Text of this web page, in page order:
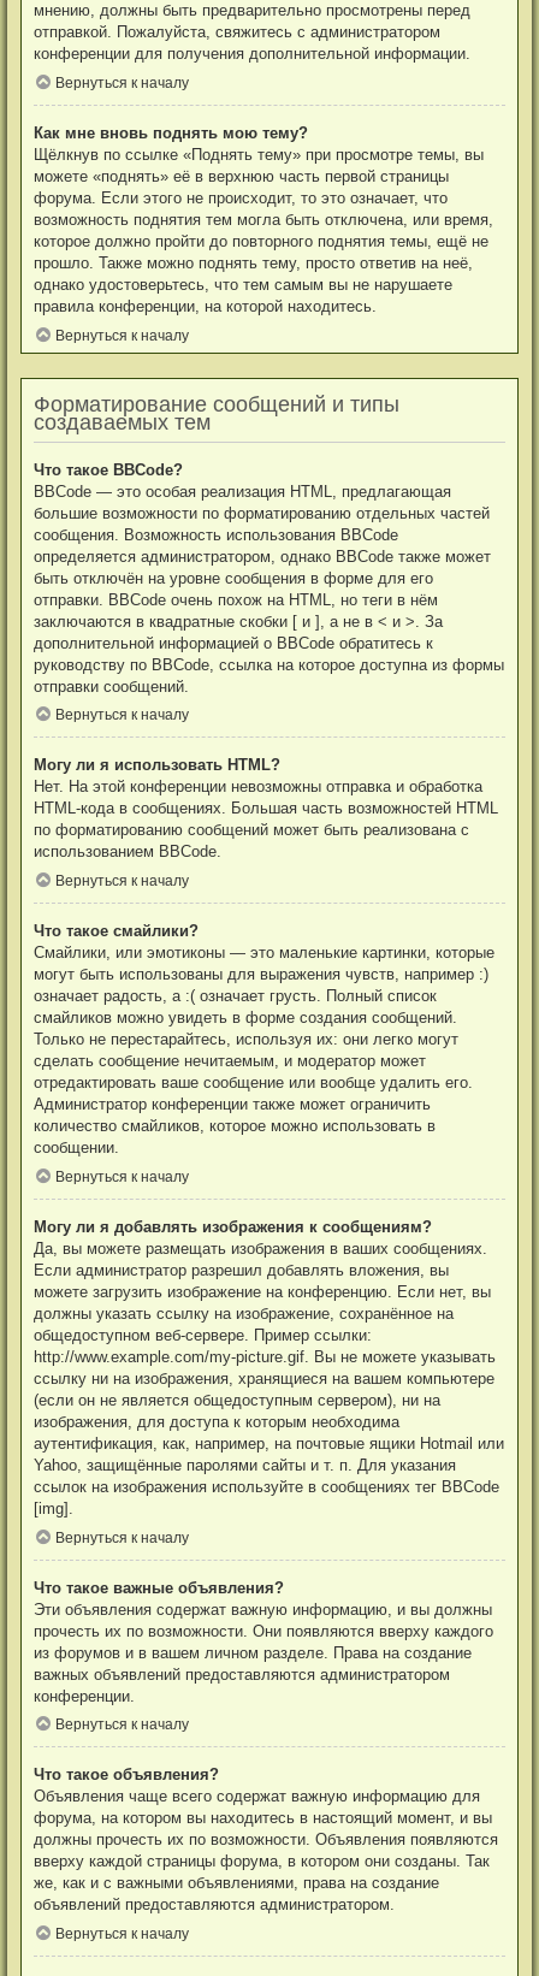
мнению, должны быть предварительно просмотрены перед
отправкой. Пожалуйста, свяжитесь с администратором
конференции для получения дополнительной информации.
Вернуться к началу
Как мне вновь поднять мою тему?
Щёлкнув по ссылке «Поднять тему» при просмотре темы, вы
можете «поднять» её в верхнюю часть первой страницы
форума. Если этого не происходит, то это означает, что
возможность поднятия тем могла быть отключена, или время,
которое должно пройти до повторного поднятия темы, ещё не
прошло. Также можно поднять тему, просто ответив на неё,
однако удостоверьтесь, что тем самым вы не нарушаете
правила конференции, на которой находитесь.
Вернуться к началу
Форматирование сообщений и типы
создаваемых тем
Что такое BBCode?
BBCode — это особая реализация HTML, предлагающая
большие возможности по форматированию отдельных частей
сообщения. Возможность использования BBCode
определяется администратором, однако BBCode также может
быть отключён на уровне сообщения в форме для его
отправки. BBCode очень похож на HTML, но теги в нём
заключаются в квадратные скобки [ и ], а не в < и >. За
дополнительной информацией о BBCode обратитесь к
руководству по BBCode, ссылка на которое доступна из формы
отправки сообщений.
Вернуться к началу
Могу ли я использовать HTML?
Нет. На этой конференции невозможны отправка и обработка
HTML-кода в сообщениях. Большая часть возможностей HTML
по форматированию сообщений может быть реализована с
использованием BBCode.
Вернуться к началу
Что такое смайлики?
Смайлики, или эмотиконы — это маленькие картинки, которые
могут быть использованы для выражения чувств, например :)
означает радость, а :( означает грусть. Полный список
смайликов можно увидеть в форме создания сообщений.
Только не перестарайтесь, используя их: они легко могут
сделать сообщение нечитаемым, и модератор может
отредактировать ваше сообщение или вообще удалить его.
Администратор конференции также может ограничить
количество смайликов, которое можно использовать в
сообщении.
Вернуться к началу
Могу ли я добавлять изображения к сообщениям?
Да, вы можете размещать изображения в ваших сообщениях.
Если администратор разрешил добавлять вложения, вы
можете загрузить изображение на конференцию. Если нет, вы
должны указать ссылку на изображение, сохранённое на
общедоступном веб-сервере. Пример ссылки:
http://www.example.com/my-picture.gif. Вы не можете указывать
ссылку ни на изображения, хранящиеся на вашем компьютере
(если он не является общедоступным сервером), ни на
изображения, для доступа к которым необходима
аутентификация, как, например, на почтовые ящики Hotmail или
Yahoo, защищённые паролями сайты и т. п. Для указания
ссылок на изображения используйте в сообщениях тег BBCode
[img].
Вернуться к началу
Что такое важные объявления?
Эти объявления содержат важную информацию, и вы должны
прочесть их по возможности. Они появляются вверху каждого
из форумов и в вашем личном разделе. Права на создание
важных объявлений предоставляются администратором
конференции.
Вернуться к началу
Что такое объявления?
Объявления чаще всего содержат важную информацию для
форума, на котором вы находитесь в настоящий момент, и вы
должны прочесть их по возможности. Объявления появляются
вверху каждой страницы форума, в котором они созданы. Так
же, как и с важными объявлениями, права на создание
объявлений предоставляются администратором.
Вернуться к началу